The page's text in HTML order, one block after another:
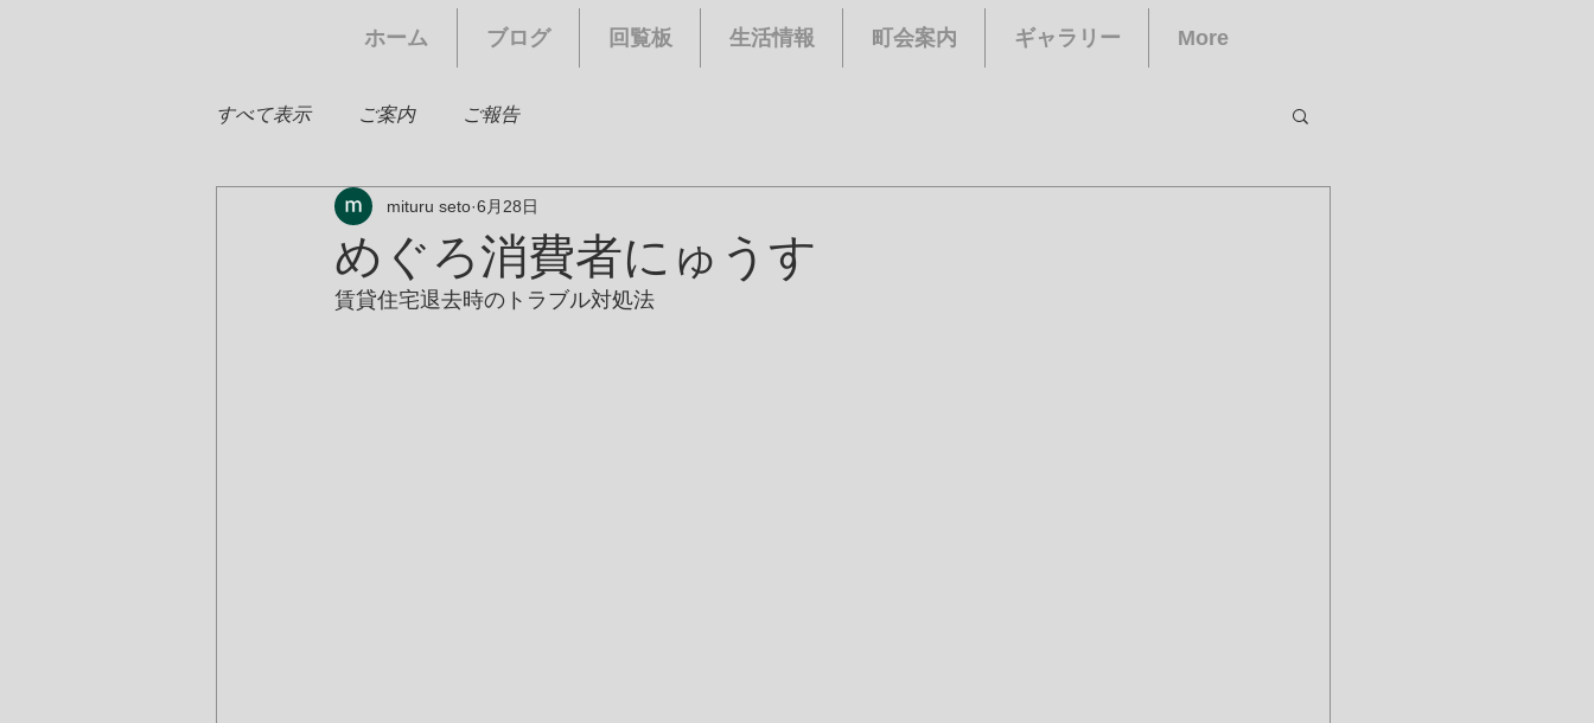
ホーム ブログ 回覧板 生活情報 町会案内 ギャラリー More
すべて表示 ご案内 ご報告
めぐろ消費者にゅうす
mituru seto 6月28日
賃貸住宅退去時のトラブル対処法